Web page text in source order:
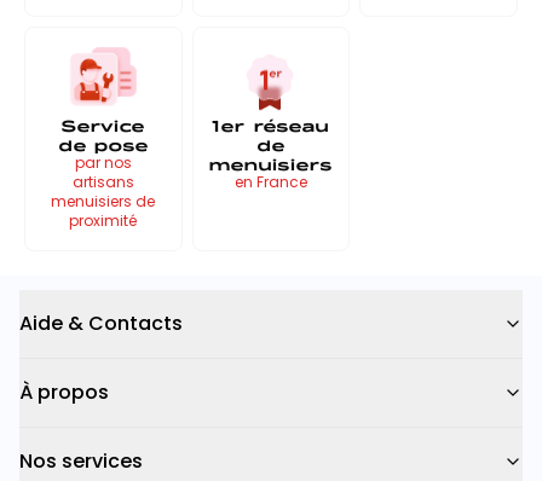
Service
de pose
par nos
artisans
menuisiers de
proximité
1er réseau
de
menuisiers
en France
Aide & Contacts
À propos
Nos services